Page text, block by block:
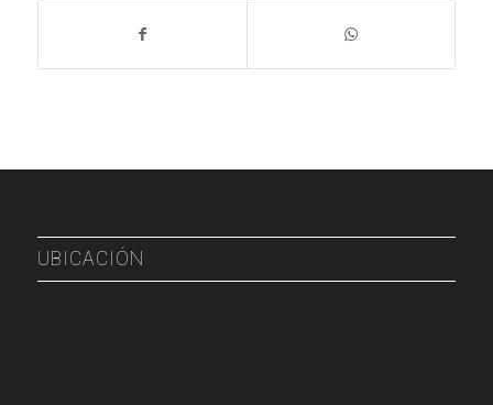
UBICACIÓN